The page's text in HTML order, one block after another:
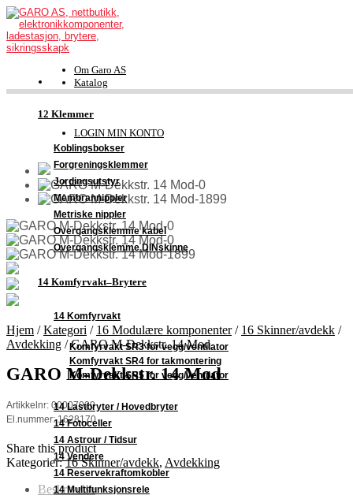
12 Klemmer
Koblingsbokser
Forgreningsklemmer
Jordingsutstyr
Membrannippler
Metriske nippler
Overgangsklemme kabel
Overgangsklemme DINskinne
14 Komfyrvakt–Brytere
14 Komfyrvakt
Komfyrvakt SR3 for vegg/ventilator
Komfyrvakt SR4 for takmontering
Komfyrvakt SR5 for vegg/ventilator
14 Lastbryter / Hovedbryter
14 Fotoceller
14 Astrour / Tidsur
14 Vendere
14 Reservekraftomkobler
14 Multifunksjonsrele
Om Garo AS
Katalog
FDV-dokumentasjon
Support
LOGIN MIN KONTO
Hjem / Kategori / 16 Modulære komponenter / 16 Skinner/avdekk /
Avdekking /GARO M-Dekkstr. 14 Mod
GARO M-Dekkstr. 14 Mod
Artikkelnr: 00007020
El.nummer: 1628170
Share this product
Kategorier:16 Skinner/avdekk, Avdekking
Beskrivelse